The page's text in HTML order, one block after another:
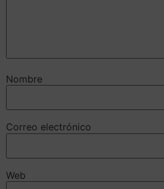
Nombre
Correo electrónico
Web